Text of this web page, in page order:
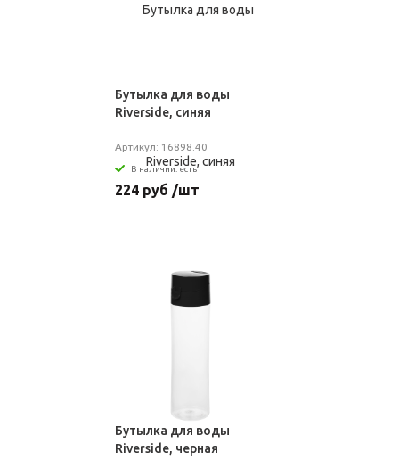
Бутылка для воды
Riverside, синяя
Артикул: 16898.40
В наличии: есть
224 руб /шт
Бутылка для воды
Riverside, черная